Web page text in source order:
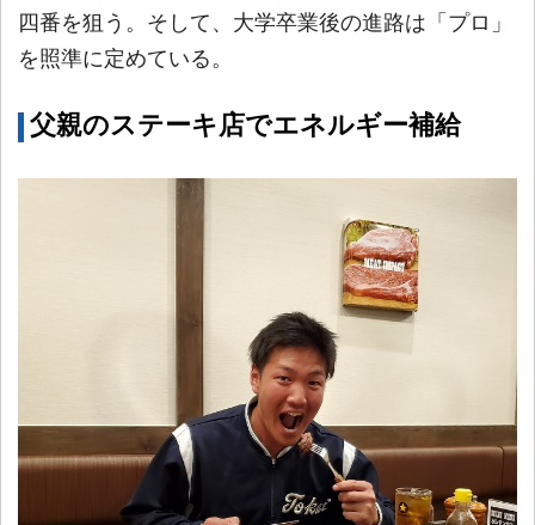
四番を狙う。そして、大学卒業後の進路は「プロ」
を照準に定めている。
父親のステーキ店でエネルギー補給